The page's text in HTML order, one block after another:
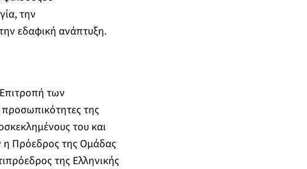
την
εδαφική ανάπτυξη.
των
της
του και
η Πρόεδρος της Ομάδας
της Ελληνικής